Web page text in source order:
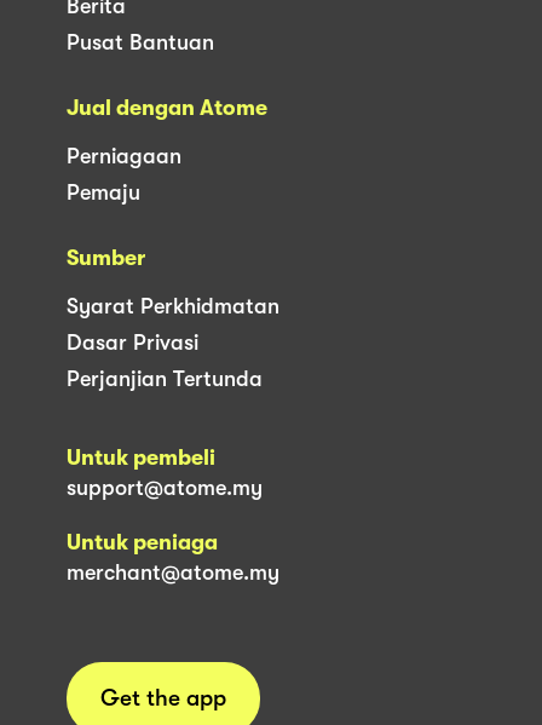
Berita
Pusat Bantuan
Jual dengan Atome
Perniagaan
Pemaju
Sumber
Syarat Perkhidmatan
Dasar Privasi
Perjanjian Tertunda
Untuk pembeli
support@atome.my
Untuk peniaga
merchant@atome.my
Get the app